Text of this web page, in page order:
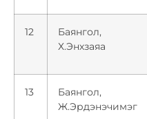
12
Баянгол,
Х.Энхзаяа
13
Баянгол,
Ж.Эрдэнэчимэг